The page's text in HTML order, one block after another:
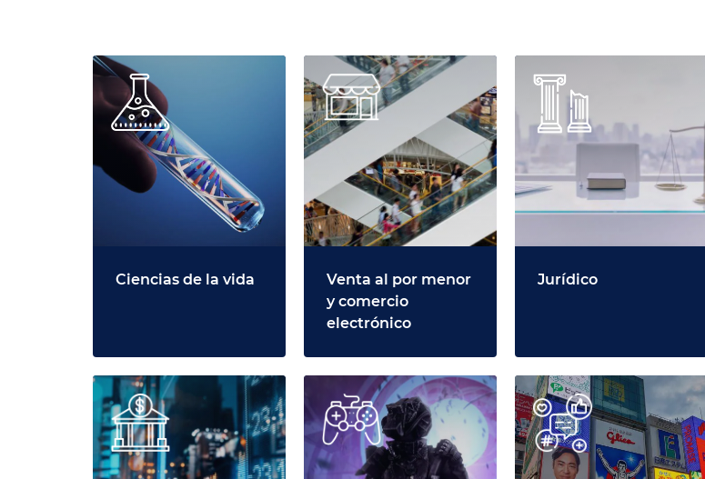
Ciencias de la vida
Venta al por menor
y comercio
electrónico
Jurídico